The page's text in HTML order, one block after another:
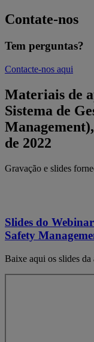
Contate-nos
Tem perguntas?
Contacte-nos aqui
Materiais de
Sistema de
de 2022
Gravação e slides
Slides do
Safety
Baixe aqui os slides da